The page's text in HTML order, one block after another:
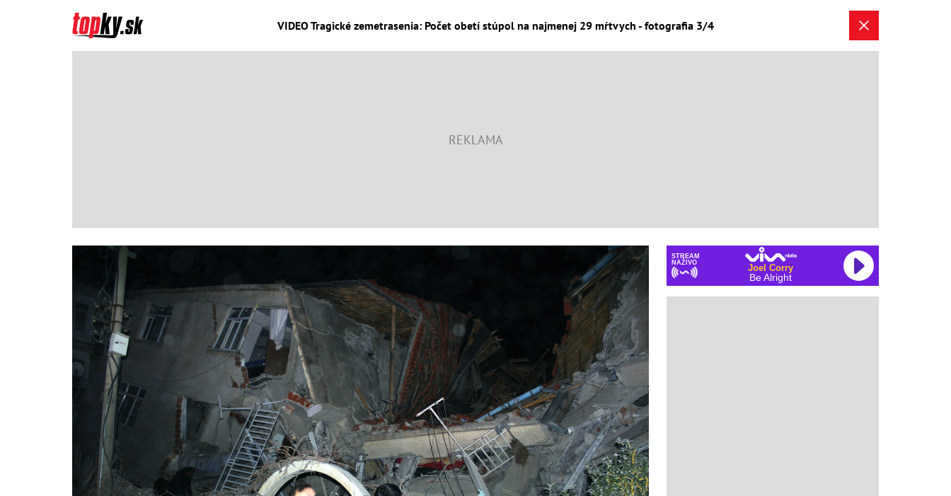
VIDEO Tragické zemetrasenia: Počet obetí stúpol na najmenej 29 mŕtvych - fotografia 3/4
STREAM
NAŽIVO
Joel Corry
Be Alright